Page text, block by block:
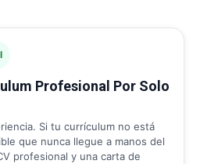
Profesional Por Solo
Si tu currículum no está
que nunca llegue a manos del
profesional y una carta de